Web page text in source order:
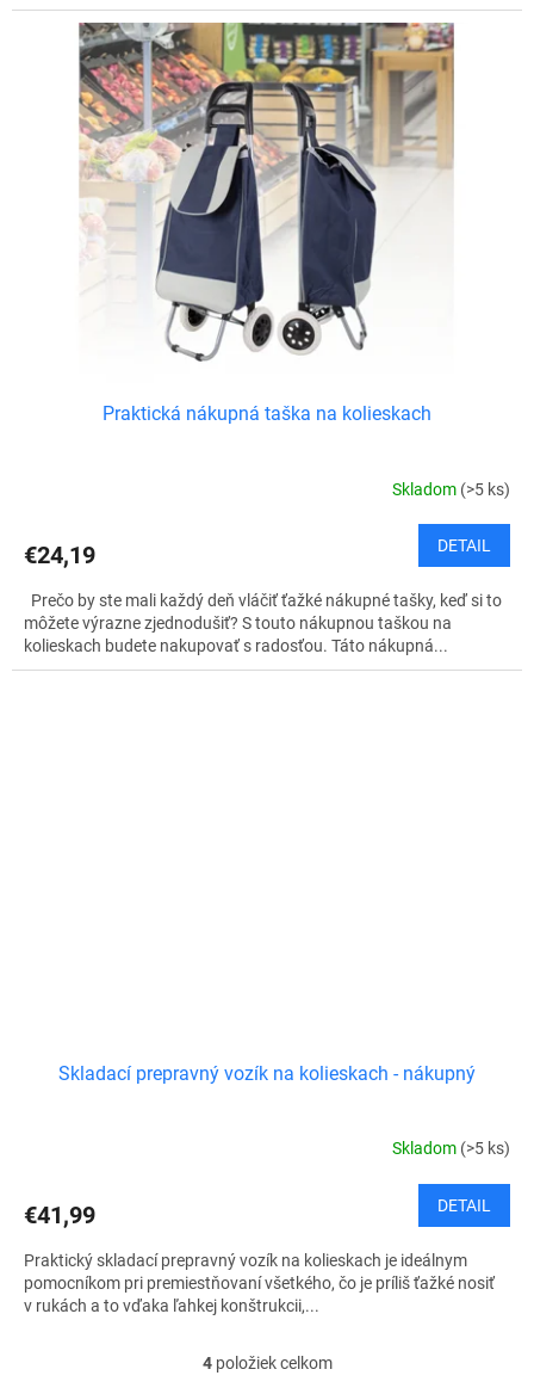
Praktická nákupná taška na kolieskach
Skladom (>5 ks)
€24,19 DETAIL
Prečo by ste mali každý deň vláčiť ťažké nákupné tašky, keď si to
môžete výrazne zjednodušiť? S touto nákupnou taškou na
kolieskach budete nakupovať s radosťou. Táto nákupná...
Skladací prepravný vozík na kolieskach - nákupný
Skladom (>5 ks)
€41,99 DETAIL
Praktický skladací prepravný vozík na kolieskach je ideálnym
pomocníkom pri premiestňovaní všetkého, čo je príliš ťažké nosiť
v rukách a to vďaka ľahkej konštrukcii,...
O
4položiek celkom